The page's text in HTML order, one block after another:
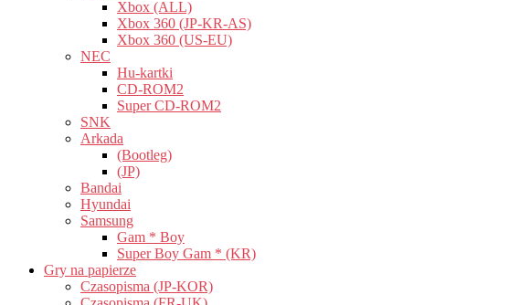
Xbox (ALL)
Xbox 360 (JP-KR-AS)
Xbox 360 (US-EU)
NEC
Hu-kartki
CD-ROM2
Super CD-ROM2
SNK
Arkada
(Bootleg)
(JP)
Bandai
Hyundai
Samsung
Gam * Boy
Super Boy Gam * (KR)
Gry na papierze
Czasopisma (JP-KOR)